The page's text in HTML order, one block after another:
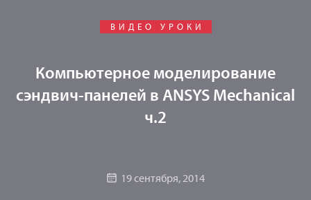
ВИДЕО УРОКИ
Компьютерное моделирование
сэндвич-панелей в ANSYS Mechanical
ч.2
19 сентября, 2014